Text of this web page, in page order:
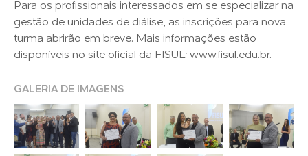
Para os profissionais interessados em se especializar na
gestão de unidades de diálise, as inscrições para nova
turma abrirão em breve. Mais informações estão
disponíveis no site oficial da FISUL: www.fisul.edu.br.
GALERIA DE IMAGENS